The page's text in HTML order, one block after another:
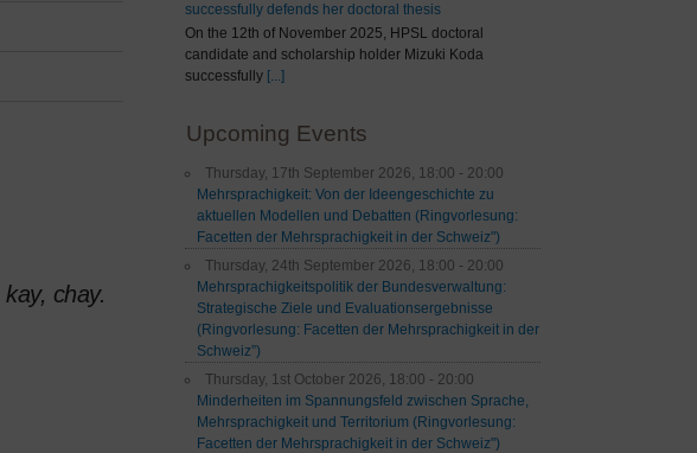
kay, chay.
successfully defends her doctoral thesis
On the 12th of November 2025, HPSL doctoral
candidate and scholarship holder Mizuki Koda
successfully [...]
Upcoming Events
Thursday, 17th September 2026, 18:00 - 20:00
Mehrsprachigkeit: Von der Ideengeschichte zu
aktuellen Modellen und Debatten (Ringvorlesung:
Facetten der Mehrsprachigkeit in der Schweiz")
Thursday, 24th September 2026, 18:00 - 20:00
Mehrsprachigkeitspolitik der Bundesverwaltung:
Strategische Ziele und Evaluationsergebnisse
(Ringvorlesung: Facetten der Mehrsprachigkeit in der
Schweiz”)
Thursday, 1st October 2026, 18:00 - 20:00
Minderheiten im Spannungsfeld zwischen Sprache,
Mehrsprachigkeit und Territorium (Ringvorlesung:
Facetten der Mehrsprachigkeit in der Schweiz")